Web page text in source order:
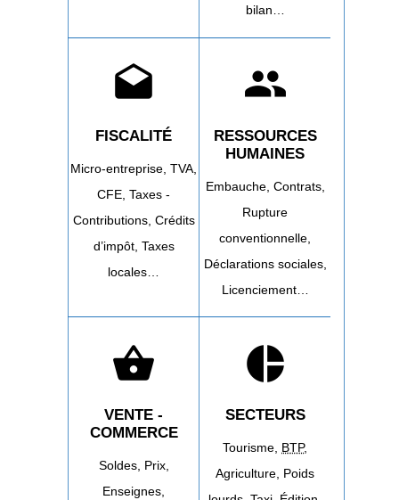
bilan…
drafts
FISCALITÉ
Micro-entreprise,TVA,
CFE,Taxes -
Contributions, Crédits
d’impôt, Taxes
locales…
people
RESSOURCES
HUMAINES
Embauche, Contrats,
Rupture
conventionnelle,
Déclarations sociales,
Licenciement…
shopping_basket
VENTE -
COMMERCE
Soldes, Prix,
Enseignes,
pie_chart
SECTEURS
Tourisme, BTP,
Agriculture, Poids